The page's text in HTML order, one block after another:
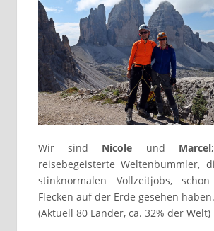
Wir sind Nicole und Marcel
reisebegeisterte Weltenbummler,
stinknormalen Vollzeitjobs,
Flecken auf der Erde gesehen haben.
(Aktuell 80 Länder, ca. 32% der Welt)